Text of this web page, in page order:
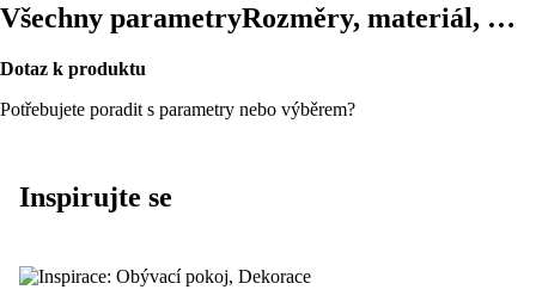
Všechny parametryRozměry, materiál, …
Dotaz k produktu
Potřebujete poradit s parametry nebo výběrem?
Inspirujte se